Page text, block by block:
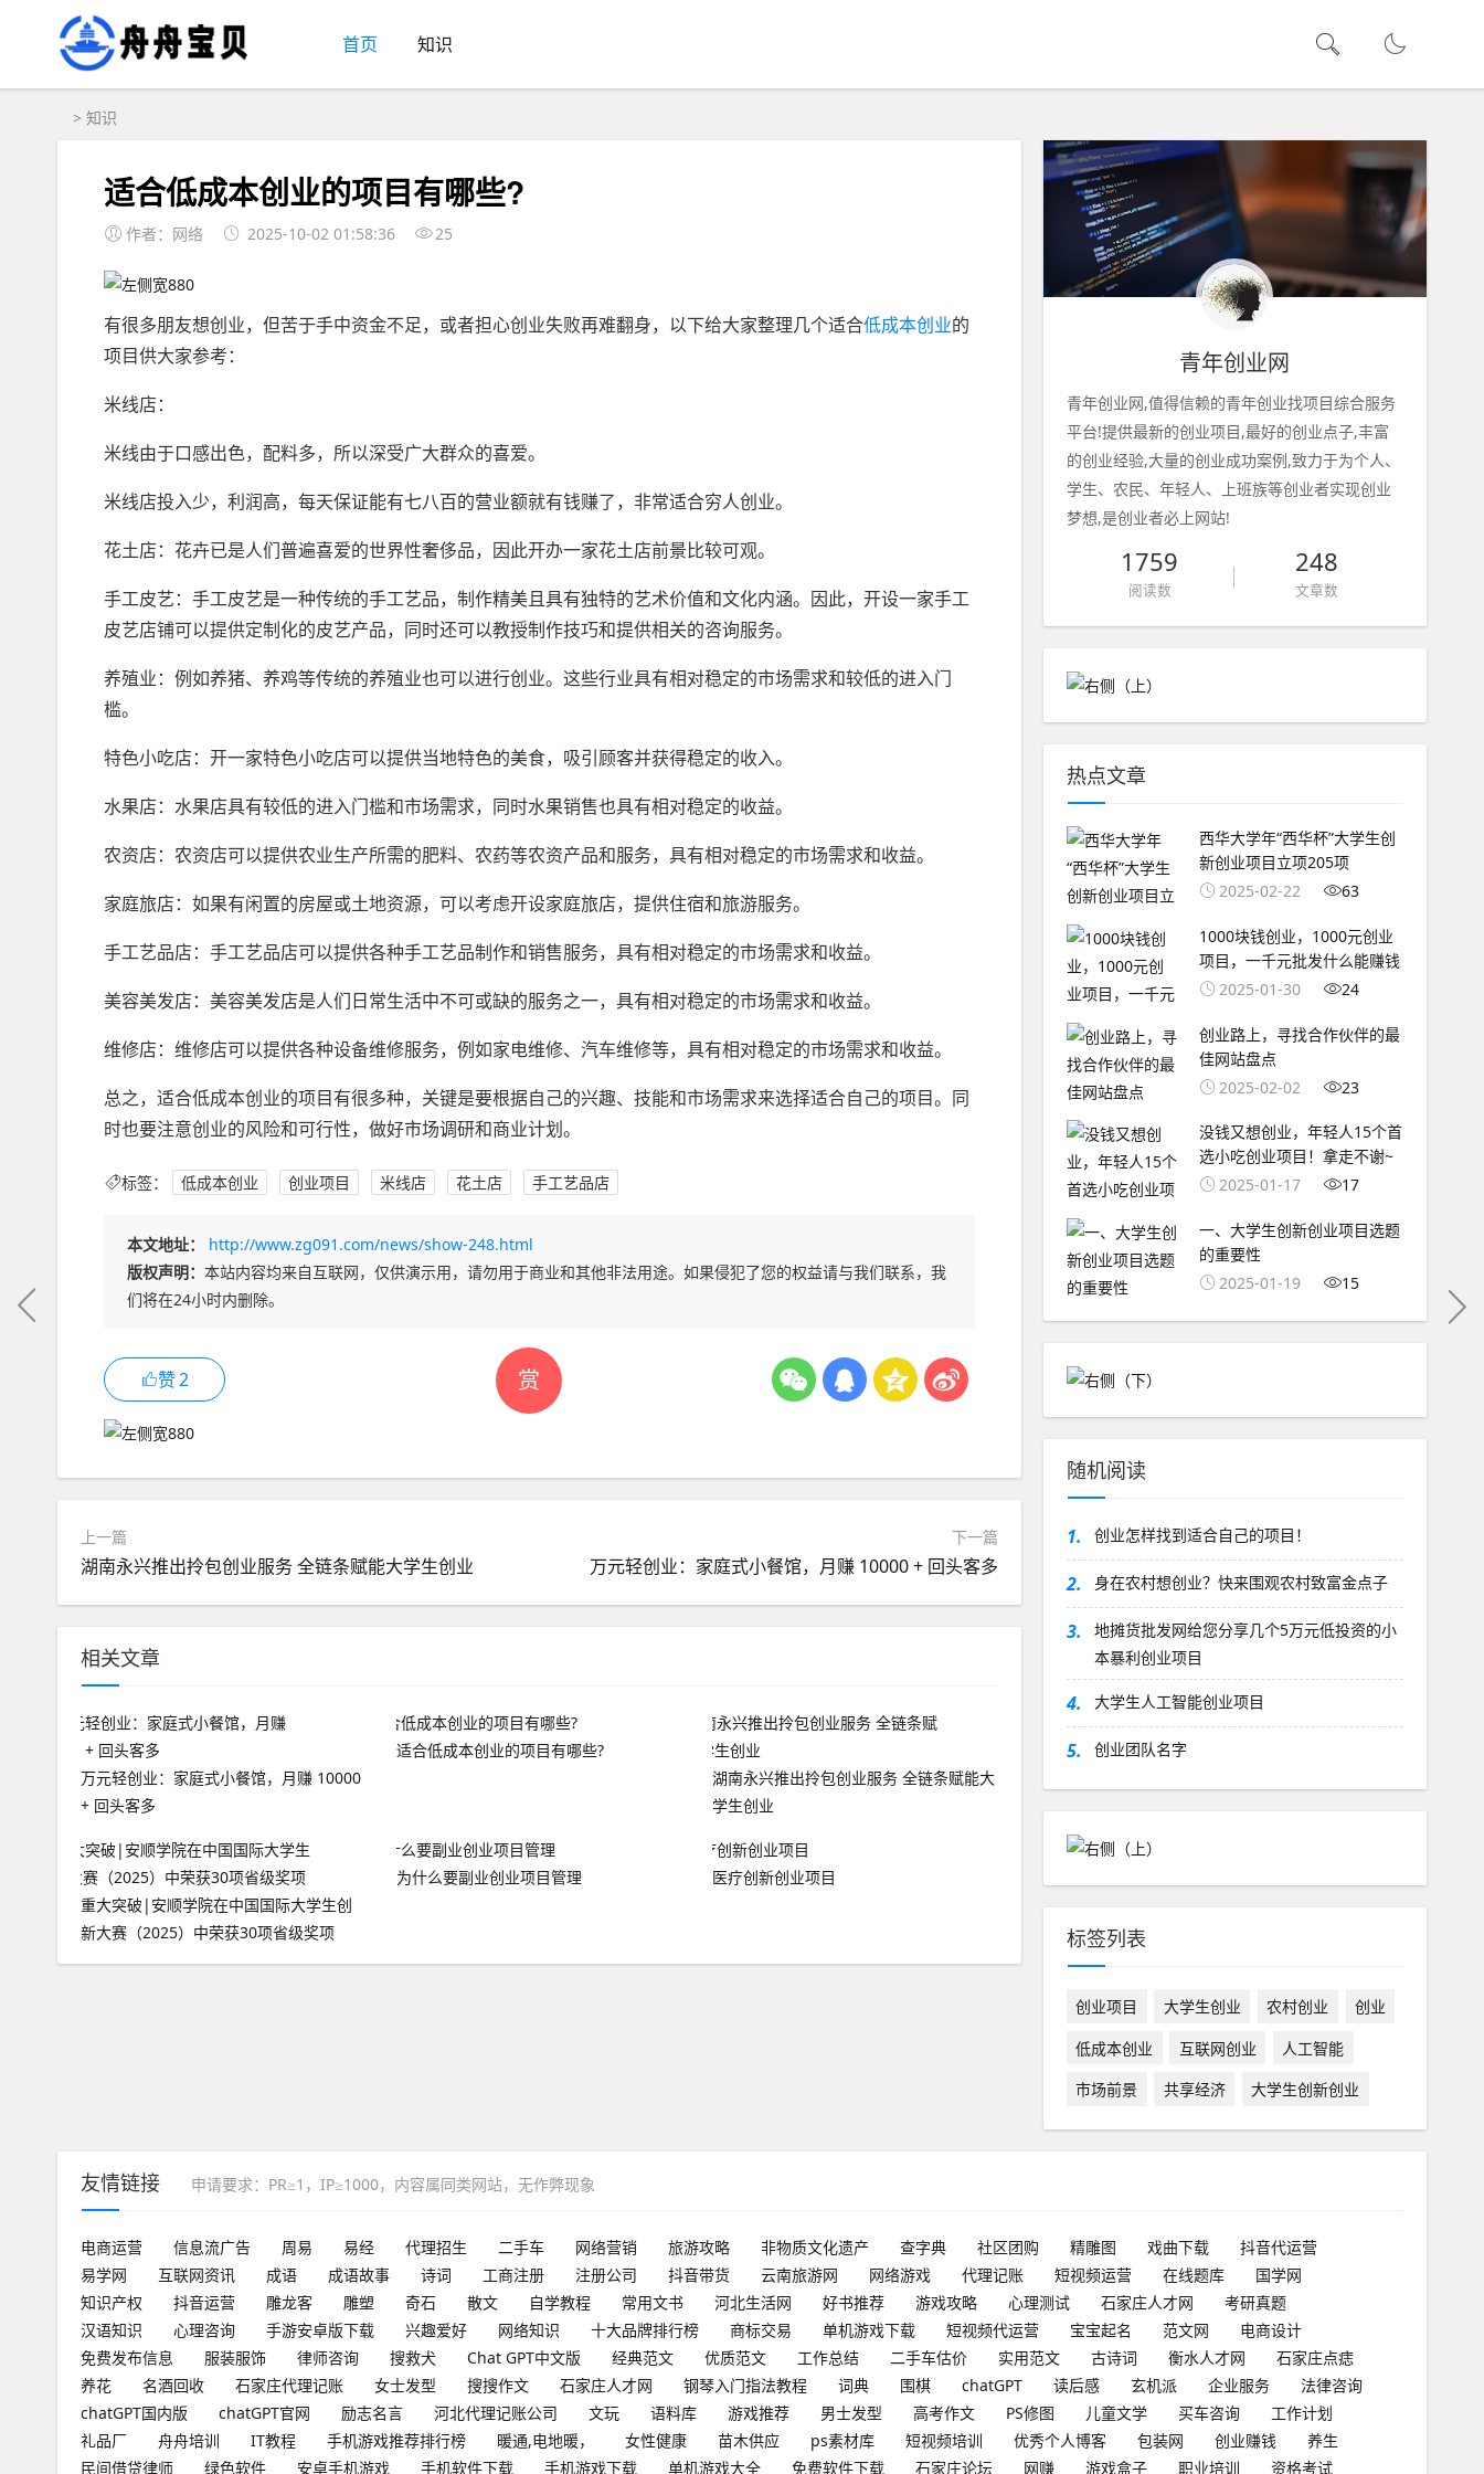
首页 知识
> 知识
适合低成本创业的项目有哪些?
作者：网络 2025-10-02 01:58:36 25
有很多朋友想创业，但苦于手中资金不足，或者担心创业失败再难翻身，以下给大家整理几个适合低成本创业的
项目供大家参考：
米线店：
米线由于口感出色，配料多，所以深受广大群众的喜爱。
米线店投入少，利润高，每天保证能有七八百的营业额就有钱赚了，非常适合穷人创业。
花土店：花卉已是人们普遍喜爱的世界性奢侈品，因此开办一家花土店前景比较可观。
手工皮艺：手工皮艺是一种传统的手工艺品，制作精美且具有独特的艺术价值和文化内涵。因此，开设一家手工
皮艺店铺可以提供定制化的皮艺产品，同时还可以教授制作技巧和提供相关的咨询服务。
养殖业：例如养猪、养鸡等传统的养殖业也可以进行创业。这些行业具有相对稳定的市场需求和较低的进入门
槛。
特色小吃店：开一家特色小吃店可以提供当地特色的美食，吸引顾客并获得稳定的收入。
水果店：水果店具有较低的进入门槛和市场需求，同时水果销售也具有相对稳定的收益。
农资店：农资店可以提供农业生产所需的肥料、农药等农资产品和服务，具有相对稳定的市场需求和收益。
家庭旅店：如果有闲置的房屋或土地资源，可以考虑开设家庭旅店，提供住宿和旅游服务。
手工艺品店：手工艺品店可以提供各种手工艺品制作和销售服务，具有相对稳定的市场需求和收益。
美容美发店：美容美发店是人们日常生活中不可或缺的服务之一，具有相对稳定的市场需求和收益。
维修店：维修店可以提供各种设备维修服务，例如家电维修、汽车维修等，具有相对稳定的市场需求和收益。
总之，适合低成本创业的项目有很多种，关键是要根据自己的兴趣、技能和市场需求来选择适合自己的项目。同
时也要注意创业的风险和可行性，做好市场调研和商业计划。
标签： 低成本创业 创业项目 米线店 花土店 手工艺品店
赏
本文地址：
http://www.zg091.com/news/show-248.html
版权声明： 本站内容均来自互联网，仅供演示用，请勿用于商业和其他非法用途。如果侵犯了您的权益请与我们联系，我
们将在24小时内删除。
赞2
上一篇
湖南永兴推出拎包创业服务 全链条赋能大学生创业
下一篇
万元轻创业：家庭式小餐馆，月赚 10000 + 回头客多
相关文章
万元轻创业：家庭式小餐馆，月赚 10000
+ 回头客多
适合低成本创业的项目有哪些?
湖南永兴推出拎包创业服务 全链条赋能大
学生创业
重大突破|安顺学院在中国国际大学生创
新大赛（2025）中荣获30项省级奖项
为什么要副业创业项目管理 医疗创新创业项目
青年创业网
青年创业网,值得信赖的青年创业找项目综合服务
平台!提供最新的创业项目,最好的创业点子,丰富
的创业经验,大量的创业成功案例,致力于为个人、
学生、农民、年轻人、上班族等创业者实现创业
梦想,是创业者必上网站!
1759
阅读数
248
文章数
热点文章
西华大学年“西华杯”大学生创
新创业项目立项205项
2025-02-22
63
1000块钱创业，1000元创业
项目，一千元批发什么能赚钱
2025-01-30
24
创业路上，寻找合作伙伴的最
佳网站盘点
2025-02-02
23
没钱又想创业，年轻人15个首
选小吃创业项目！拿走不谢~
2025-01-17
17
一、大学生创新创业项目选题
的重要性
2025-01-19
15
随机阅读
1. 创业怎样找到适合自己的项目！
2. 身在农村想创业？快来围观农村致富金点子
3.
地摊货批发网给您分享几个5万元低投资的小
本暴利创业项目
4. 大学生人工智能创业项目
5. 创业团队名字
标签列表
创业项目 大学生创业 农村创业
创业
低成本创业
互联网创业
人工智能
市场前景
共享经济 大学生创新创业
友情链接 申请要求：PR≥1，IP≥1000，内容属同类网站，无作弊现象
电商运营 信息流广告 周易 易经 代理招生 二手车 网络营销 旅游攻略 非物质文化遗产 查字典 社区团购 精雕图 戏曲下载
抖音代运营
易学网
互联网资讯 成语 成语故事 诗词 工商注册 注册公司 抖音带货 云南旅游网 网络游戏 代理记账 短视频运营 在线题库
国学网
知识产权
抖音运营 雕龙客 雕塑 奇石 散文 自学教程 常用文书 河北生活网 好书推荐 游戏攻略 心理测试 石家庄人才网
考研真题
汉语知识
心理咨询 手游安卓版下载 兴趣爱好 网络知识 十大品牌排行榜 商标交易 单机游戏下载 短视频代运营 宝宝起名 范文网
电商设计
免费发布信息
服装服饰 律师咨询 搜救犬 Chat GPT中文版 经典范文 优质范文 工作总结 二手车估价 实用范文 古诗词 衡水人才网
石家庄点痣
养花
名酒回收 石家庄代理记账 女士发型 搜搜作文 石家庄人才网 钢琴入门指法教程 词典 围棋 chatGPT 读后感 玄机派 企业服务
法律咨询
chatGPT国内版
chatGPT官网 励志名言 河北代理记账公司 文玩 语料库 游戏推荐 男士发型 高考作文 PS修图 儿童文学 买车咨询
工作计划
礼品厂
舟舟培训 IT教程 手机游戏推荐排行榜 暖通,电地暖， 女性健康 苗木供应 ps素材库 短视频培训 优秀个人博客 包装网 创业赚钱
养生
民间借贷律师
绿色软件 安卓手机游戏 手机软件下载 手机游戏下载 单机游戏大全 免费软件下载 石家庄论坛 网赚 游戏盒子 职业培训 资格考试